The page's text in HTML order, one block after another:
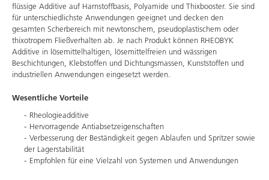
flüssige Additive auf Harnstoffbasis, Polyamide und Thixbooster. Sie sind
für unterschiedlichste Anwendungen geeignet und decken den
gesamten Scherbereich mit newtonschem, pseudoplastischem oder
thixotropem Fließverhalten ab. Je nach Produkt können RHEOBYK
Additive in lösemittelhaltigen, lösemittelfreien und wässrigen
Beschichtungen, Klebstoffen und Dichtungsmassen, Kunststoffen und
industriellen Anwendungen eingesetzt werden.
Wesentliche Vorteile
Rheologieadditive
Hervorragende Antiabsetzeigenschaften
Verbesserung der Beständigkeit gegen Ablaufen und Spritzer sowie
der Lagerstabilität
Empfohlen für eine Vielzahl von Systemen und Anwendungen